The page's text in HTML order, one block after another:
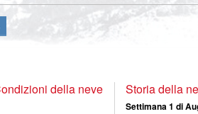
della neve Storia della
Settimana 1 di